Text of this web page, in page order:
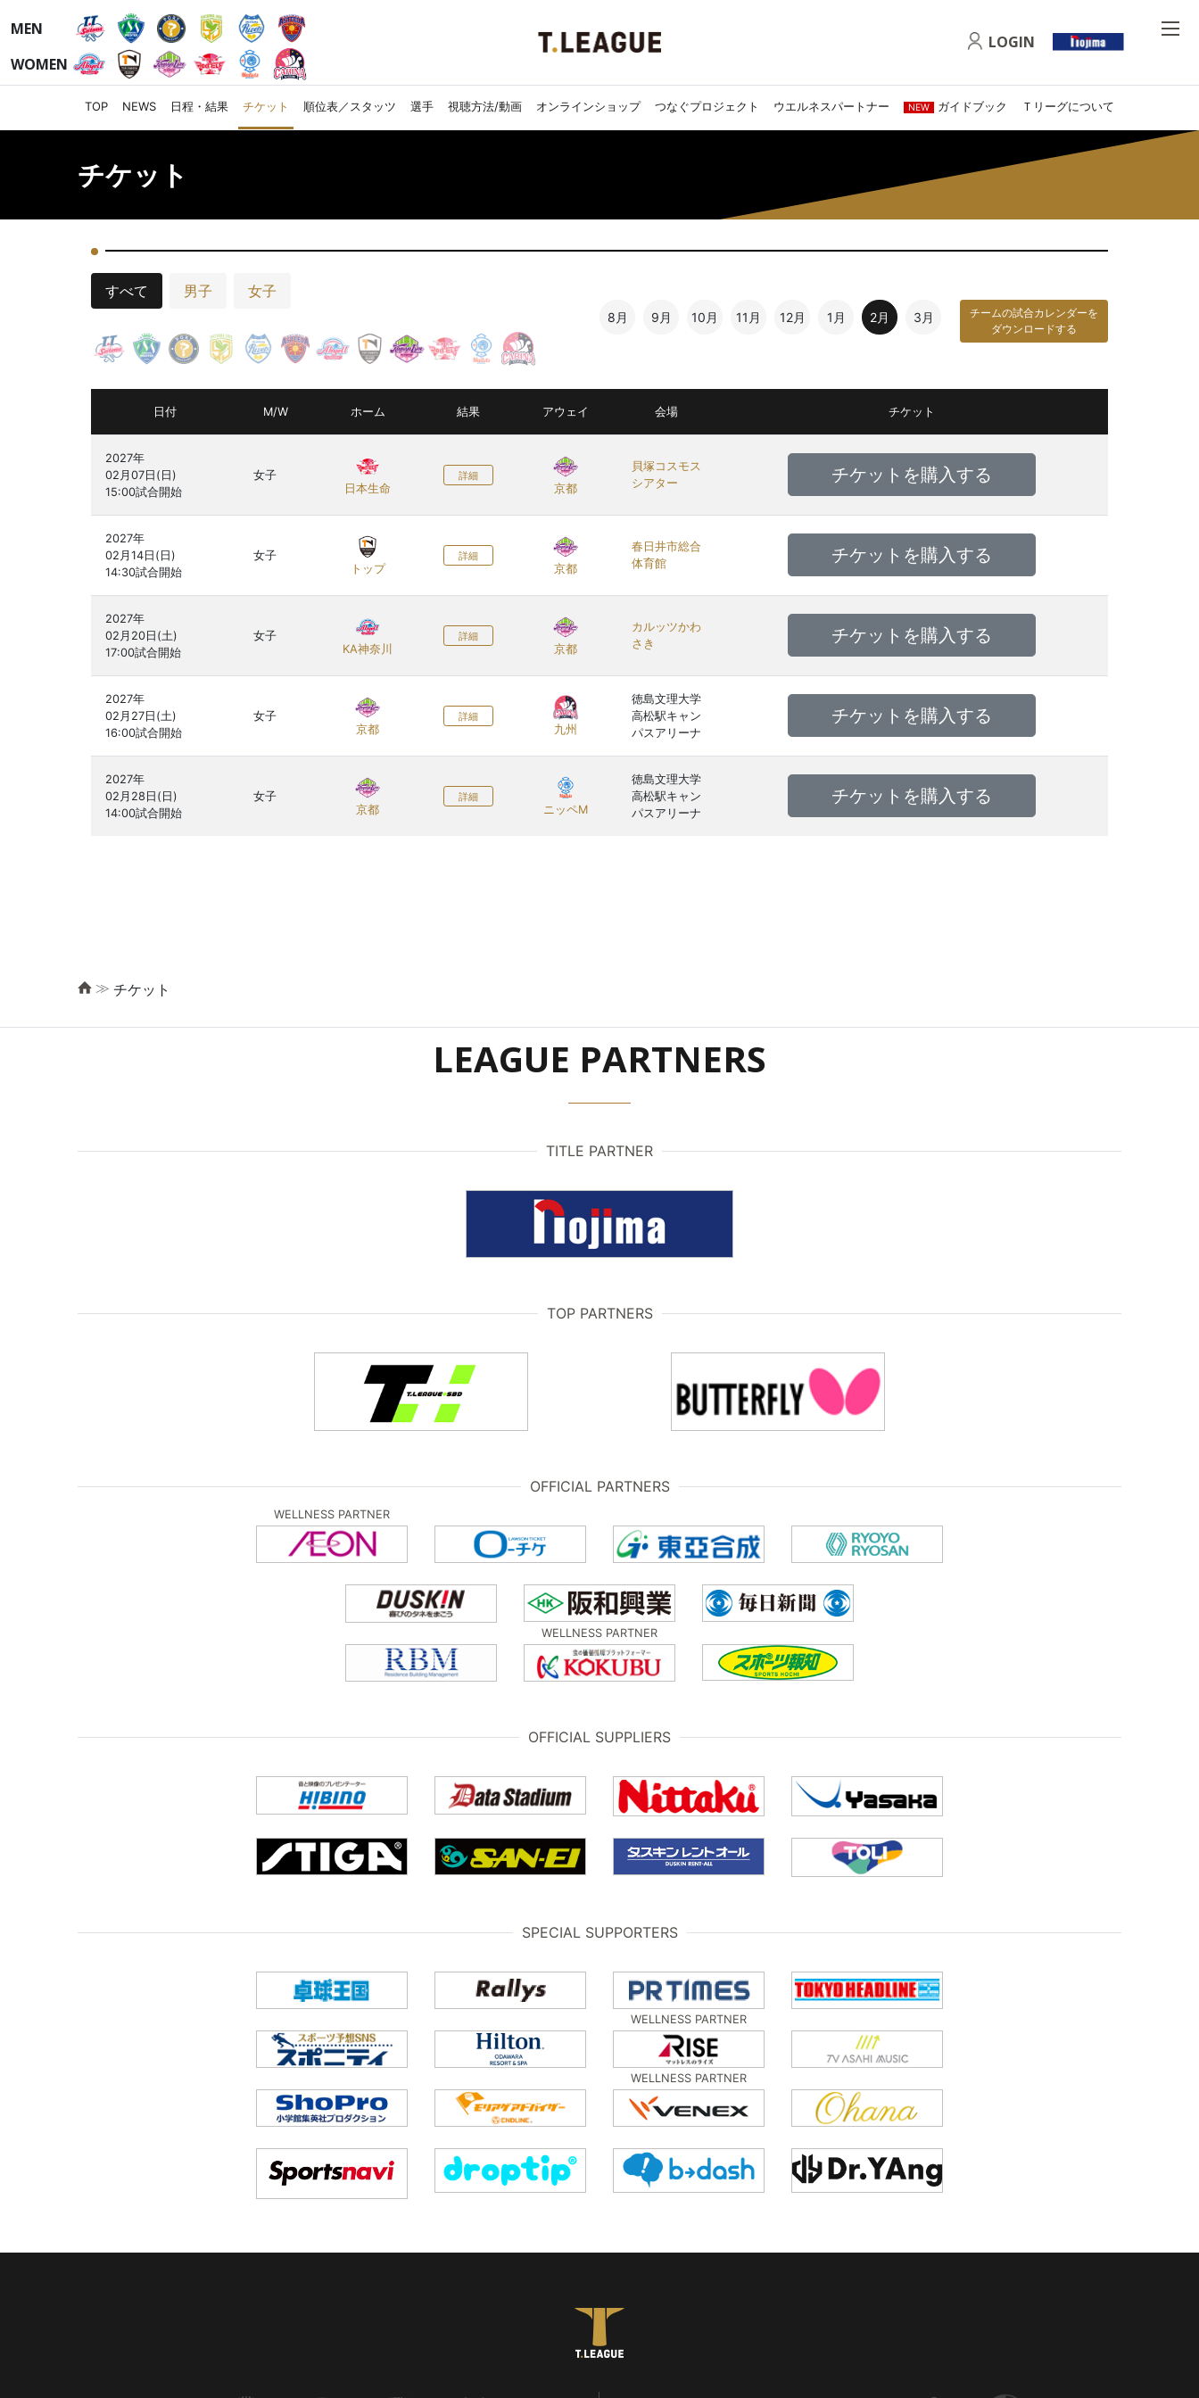
MEN
WOMEN
LOGIN
TOP NEWS 日程・結果 チケット 順位表／スタッツ 選手 視聴方法/動画 オンラインショップ つなぐプロジェクト ウエルネスパートナー NEW ガイドブック Ｔリーグについて
チケット
すべて 男子 女子
8月 9月 10月 11月 12月 1月 2月 3月
チームの試合カレンダーを
ダウンロードする
日付 M/W ホーム 結果 アウェイ 会場 チケット
2027年
02月07日(日)
女子
日本生命
詳細
京都
貝塚コスモス
シアター
チケットを購入する
2027年
02月14日(日)
女子
トップ
詳細
京都
春日井市総合
体育館
チケットを購入する
2027年
02月20日(土)
女子
KA神奈川
詳細
京都
カルッツかわ
さき
チケットを購入する
2027年
02月27日(土)
女子
京都
詳細
九州
徳島文理大学
高松駅キャン
パスアリーナ
チケットを購入する
2027年
02月28日(日)
女子
京都
詳細
ニッペM
徳島文理大学
高松駅キャン
パスアリーナ
チケットを購入する
≫ チケット
LEAGUE PARTNERS
TITLE PARTNER
TOP PARTNERS
OFFICIAL PARTNERS
WELLNESS PARTNER
WELLNESS PARTNER
OFFICIAL SUPPLIERS
SPECIAL SUPPORTERS
WELLNESS PARTNER
WELLNESS PARTNER